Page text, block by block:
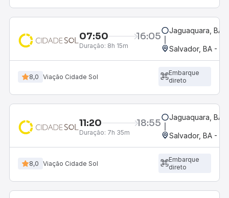
07:50 16:05
Duração: 8h 15m
Jaguaquara, BA
Salvador, BA -
8,0 Viação Cidade Sol
Embarque
direto
11:20 18:55
Duração: 7h 35m
Jaguaquara, BA
Salvador, BA -
8,0 Viação Cidade Sol
Embarque
direto